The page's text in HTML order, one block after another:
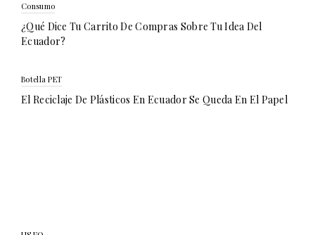
Consumo
¿Qué Dice Tu Carrito De Compras Sobre Tu Idea Del
Ecuador?
Botella PET
El Reciclaje De Plásticos En Ecuador Se Queda En El Papel